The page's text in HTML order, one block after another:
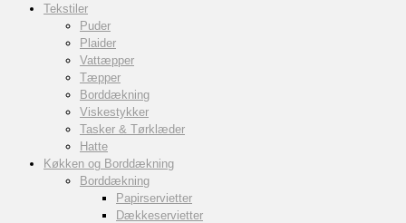
Tekstiler
Puder
Plaider
Vattæpper
Tæpper
Borddækning
Viskestykker
Tasker & Tørklæder
Hatte
Køkken og Borddækning
Borddækning
Papirservietter
Dækkeservietter